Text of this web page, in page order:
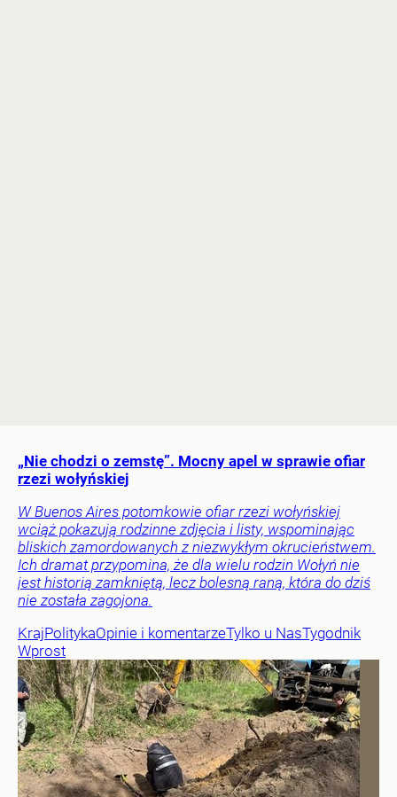
„Nie chodzi o zemstę”. Mocny apel w sprawie ofiar
rzezi wołyńskiej
W Buenos Aires potomkowie ofiar rzezi wołyńskiej
wciąż pokazują rodzinne zdjęcia i listy, wspominając
bliskich zamordowanych z niezwykłym okrucieństwem.
Ich dramat przypomina, że dla wielu rodzin Wołyń nie
jest historią zamkniętą, lecz bolesną raną, która do dziś
nie została zagojona.
KrajPolitykaOpinie i komentarzeTylko u NasTygodnik
Wprost